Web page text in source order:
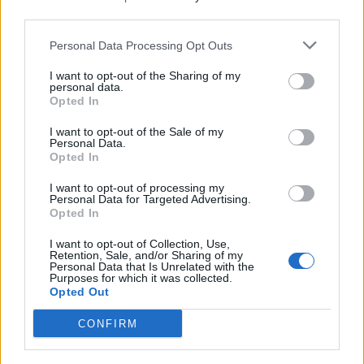
Personal Data Processing Opt Outs
I want to opt-out of the Sharing of my
personal data.
Opted In
I want to opt-out of the Sale of my
Personal Data.
Opted In
I want to opt-out of processing my
Personal Data for Targeted Advertising.
Opted In
I want to opt-out of Collection, Use,
Retention, Sale, and/or Sharing of my
Personal Data that Is Unrelated with the
Purposes for which it was collected.
Opted Out
CONFIRM
dhe Ballukun: 83
mandatet po përdoren si
kriminale
termometrin në 41°C,
Osmani zbulon zonat me
temperaturat më të larta
Loredana Brati shfaqet
elegante në një ambient
luksoz me pishinë, ndan
momente relaksi me
ndjekësit
Porti i Vlorës përballet me
fluks të madh, mbërrijnë